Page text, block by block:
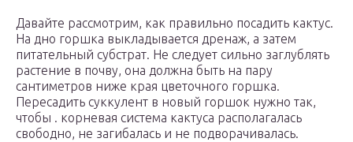
Давайте рассмотрим, как правильно посадить кактус.
На дно горшка выкладывается дренаж, а затем
питательный субстрат. Не следует сильно заглублять
растение в почву, она должна быть на пару
сантиметров ниже края цветочного горшка.
Пересадить суккулент в новый горшок нужно так,
чтобы . корневая система кактуса располагалась
свободно, не загибалась и не подворачивалась.